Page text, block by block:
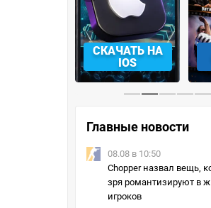
СМОТРЕТЬ
Главные новости
08.08 в 10:50
Chopper назвал вещь,
зря романтизируют в
игроков